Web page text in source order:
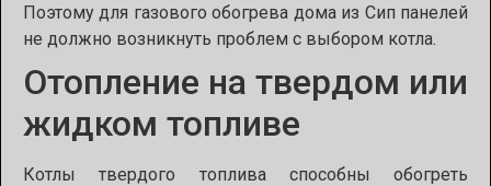
Поэтому для газового обогрева дома из Сип панелей
не должно возникнуть проблем с выбором котла.
Отопление на твердом или
жидком топливе
Котлы твердого топлива способны обогреть